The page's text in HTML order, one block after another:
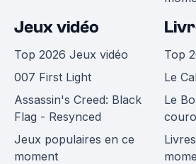
Jeux vidéo
Top 2026 Jeux vidéo
007 First Light
Assassin's Creed: Black
Flag - Resynced
Jeux populaires en ce
moment
Top
Le
Le